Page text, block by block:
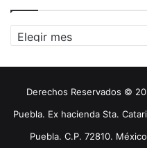
Archivos
Derechos Reservados ©
Puebla. Ex hacienda Sta.
Puebla. C.P. 72810.